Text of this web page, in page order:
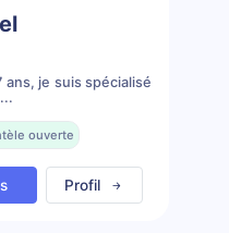
je suis spécialisé
ouverte
Profil